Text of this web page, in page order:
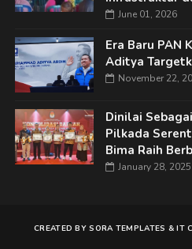
June 01, 2026
Era Baru PAN
Aditya
November 22,
Dinilai
Pilkada
Bima Raih
January 28, 2025
CREATED BYSORA TEMPLATES &IT